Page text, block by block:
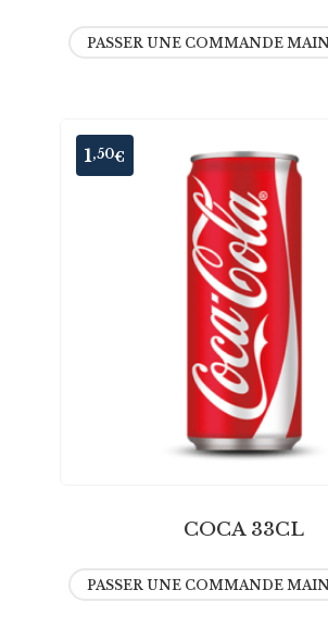
PASSER UNE COMMANDE
COCA 33CL
1,50€
PASSER UNE COMMANDE